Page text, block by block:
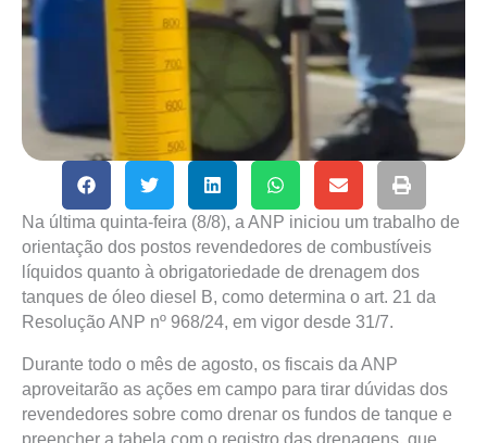
Na última quinta-feira (8/8), a ANP iniciou um trabalho de
orientação dos postos revendedores de combustíveis
líquidos quanto à obrigatoriedade de drenagem dos
tanques de óleo diesel B, como determina o art. 21 da
Resolução ANP nº 968/24, em vigor desde 31/7.
Durante todo o mês de agosto, os fiscais da ANP
aproveitarão as ações em campo para tirar dúvidas dos
revendedores sobre como drenar os fundos de tanque e
preencher a tabela com o registro das drenagens, que